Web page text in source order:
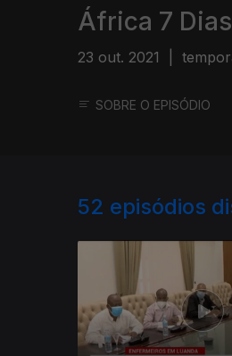
África 7 Dias
23 out. 2021
SOBRE O EPISÓDIO
52 episódios